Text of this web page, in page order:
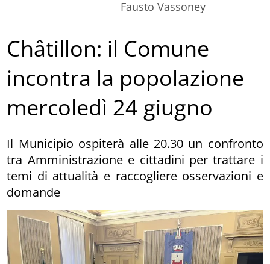
Fausto Vassoney
Châtillon: il Comune
incontra la popolazione
mercoledì 24 giugno
Il Municipio ospiterà alle 20.30 un confronto
tra Amministrazione e cittadini per trattare i
temi di attualità e raccogliere osservazioni e
domande